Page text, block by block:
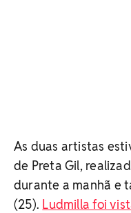
As duas artistas
de Preta Gil,
durante a manhã e
(25). Ludmilla foi